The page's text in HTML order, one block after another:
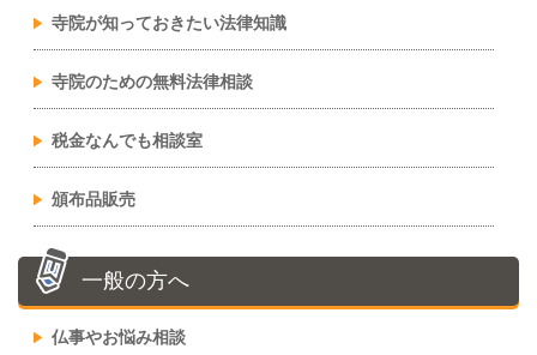
寺院が知っておきたい法律知識
寺院のための無料法律相談
税金なんでも相談室
頒布品販売
一般の方へ
仏事やお悩み相談